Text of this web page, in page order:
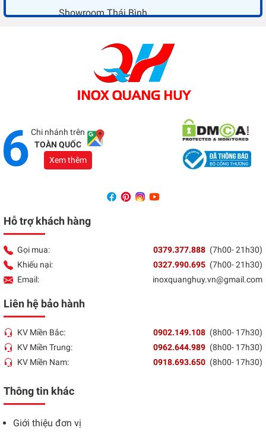
Showroom Thái Bình
037 9377 888
Showroom Đồng Nai
Địa chỉ: 1066 - QL 51 Tổ 3- Ấp Đồng- Phước Tân-
Chi nhánh trên
TOÀN QUỐC
Xem thêm
Hỗ trợ khách hàng
Gọi mua: 0379.377.888 (7h00- 21h30)
Khiếu nại:
0327.990.695 (7h00- 21h30)
Email:
inoxquanghuy.vn@gmail.com
Liên hệ bảo hành
KV Miền Bắc: 0902.149.108 (8h00- 17h30)
KV Miền Trung:
0962.644.989 (8h00- 17h30)
KV Miền Nam:
0918.693.650 (8h00- 17h30)
Thông tin khác
Giới thiệu đơn vị